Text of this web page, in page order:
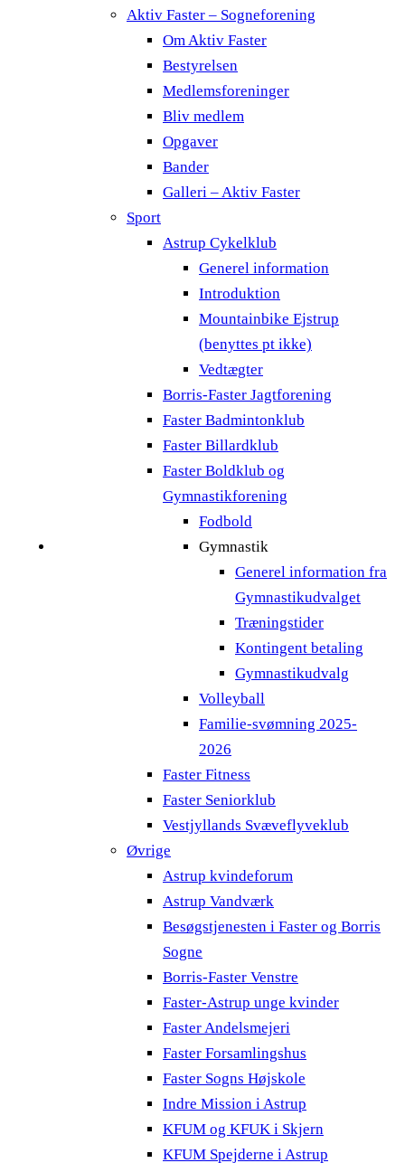
Aktiv Faster – Sogneforening
Om Aktiv Faster
Bestyrelsen
Medlemsforeninger
Bliv medlem
Opgaver
Bander
Galleri – Aktiv Faster
Sport
Astrup Cykelklub
Generel information
Introduktion
Mountainbike Ejstrup
(benyttes pt ikke)
Vedtægter
Borris-Faster Jagtforening
Faster Badmintonklub
Faster Billardklub
Faster Boldklub og
Gymnastikforening
Fodbold
Gymnastik
Generel information fra
Gymnastikudvalget
Træningstider
Kontingent betaling
Gymnastikudvalg
Volleyball
Familie-svømning 2025-
2026
Faster Fitness
Faster Seniorklub
Vestjyllands Svæveflyveklub
Øvrige
Astrup kvindeforum
Astrup Vandværk
Besøgstjenesten i Faster og Borris
Sogne
Borris-Faster Venstre
Faster-Astrup unge kvinder
Faster Andelsmejeri
Faster Forsamlingshus
Faster Sogns Højskole
Indre Mission i Astrup
KFUM og KFUK i Skjern
KFUM Spejderne i Astrup